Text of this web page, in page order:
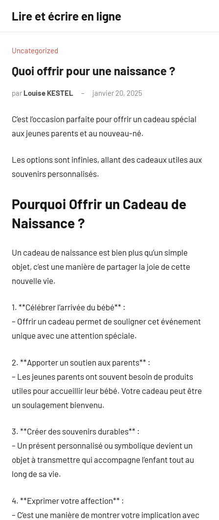
contenu
Lire et écrire en ligne
Uncategorized
Quoi offrir pour une naissance ?
par Louise KESTEL janvier 20, 2025
C’est l’occasion parfaite pour offrir un cadeau spécial
aux jeunes parents et au nouveau-né.
Les options sont infinies, allant des cadeaux utiles aux
souvenirs personnalisés.
Pourquoi Offrir un Cadeau de
Naissance ?
Un cadeau de naissance est bien plus qu’un simple
objet, c’est une manière de partager la joie de cette
nouvelle vie.
1. **Célébrer l’arrivée du bébé** :
– Offrir un cadeau permet de souligner cet événement
unique avec une attention spéciale.
2. **Apporter un soutien aux parents** :
– Les jeunes parents ont souvent besoin de produits
utiles pour accueillir leur bébé. Votre cadeau peut être
un soulagement bienvenu.
3. **Créer des souvenirs durables** :
– Un présent personnalisé ou symbolique devient un
objet à transmettre qui accompagne l’enfant tout au
long de sa vie.
4. **Exprimer votre affection** :
– C’est une manière de montrer votre implication avec